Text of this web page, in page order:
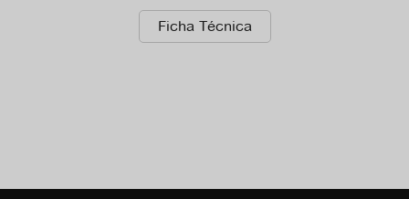
Ficha Técnica